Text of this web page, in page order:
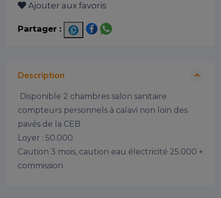
Ajouter aux favoris
Partager :
Description
compteurs personnels à calavi non loin des
pavés de la CEB .
Loyer : 50.000
Caution 3 mois, caution eau électricité 25.000 +
commission